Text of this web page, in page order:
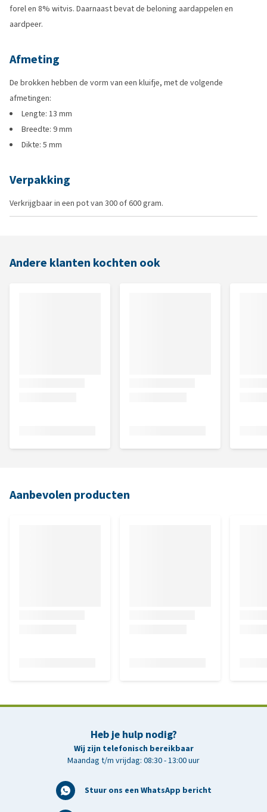
forel en 8% witvis. Daarnaast bevat de beloning aardappelen en
aardpeer.
Afmeting
De brokken hebben de vorm van een kluifje, met de volgende
afmetingen:
Lengte: 13 mm
Breedte: 9 mm
Dikte: 5 mm
Verpakking
Verkrijgbaar in een pot van 300 of 600 gram.
Andere klanten kochten ook
Aanbevolen producten
Heb je hulp nodig?
Wij zijn telefonisch bereikbaar
Maandag t/m vrijdag: 08:30 - 13:00 uur
Stuur ons een WhatsApp bericht